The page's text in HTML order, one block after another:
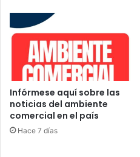
Infórmese aquí sobre las
noticias del ambiente
comercial en el país
Hace 7 días